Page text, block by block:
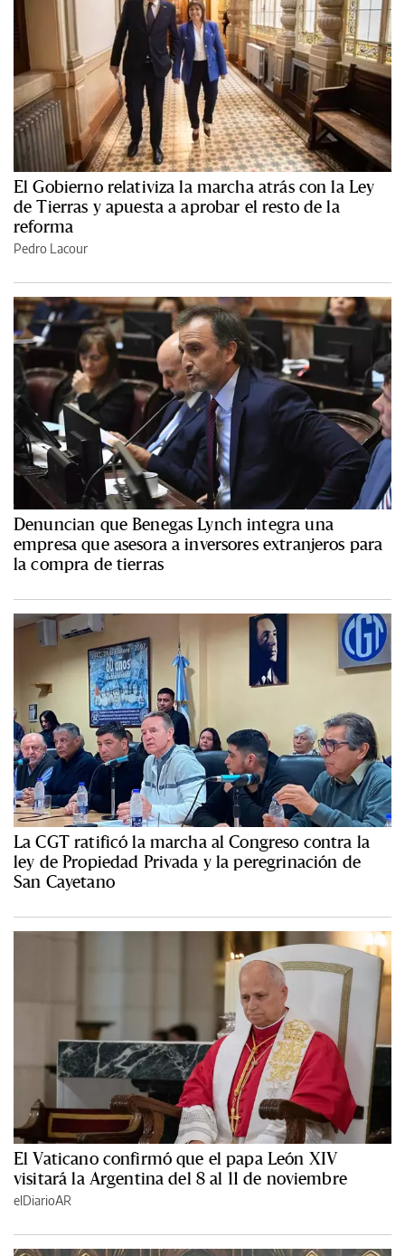
El Gobierno relativiza la marcha atrás con la Ley
de Tierras y apuesta a aprobar el resto de la
reforma
Pedro Lacour
Denuncian que Benegas Lynch integra una
empresa que asesora a inversores extranjeros para
la compra de tierras
La CGT ratificó la marcha al Congreso contra la
ley de Propiedad Privada y la peregrinación de
San Cayetano
El Vaticano confirmó que el papa León XIV
visitará la Argentina del 8 al 11 de noviembre
elDiarioAR